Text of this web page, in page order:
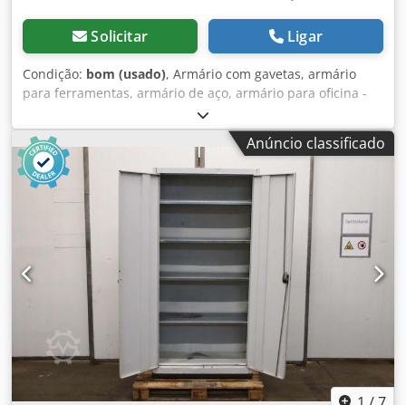
Solicitar Ligar
Condição: bom (usado), Armário com gavetas, armário
para ferramentas, armário de aço, armário para oficina -
Armário para ferramentas. Armário com gavetas,
construção robusta - 6 gavetas: veja as fotos para
disposição/altura - Com fechadura: sem chave -
Dimensões: 630/750/A930 mm Csdpfxowrrl Nj Ah Tjrf -
Peso: 88 kg
Anúncio classificado